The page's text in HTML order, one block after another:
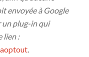
envoyée à Google
un plug-in qui
lien :
.